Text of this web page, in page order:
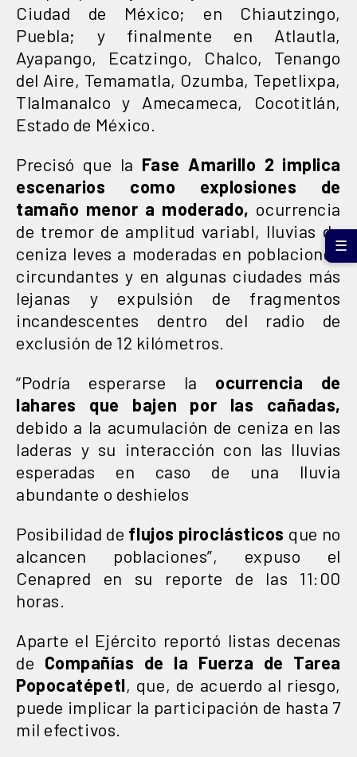
Ciudad de México; en Chiautzingo,
Puebla; y finalmente en Atlautla,
Ayapango, Ecatzingo, Chalco, Tenango
del Aire, Temamatla, Ozumba, Tepetlixpa,
Tlalmanalco y Amecameca, Cocotitlán,
Estado de México.
Precisó que la Fase Amarillo 2 implica
escenarios como explosiones de
tamaño menor a moderado, ocurrencia
de tremor de amplitud variabl, lluvias de
ceniza leves a moderadas en poblaciones
circundantes y en algunas ciudades más
lejanas y expulsión de fragmentos
incandescentes dentro del radio de
exclusión de 12 kilómetros.
“Podría esperarse la ocurrencia de
lahares que bajen por las cañadas,
debido a la acumulación de ceniza en las
laderas y su interacción con las lluvias
esperadas en caso de una lluvia
abundante o deshielos
Posibilidad de flujos piroclásticos que no
alcancen poblaciones”, expuso el
Cenapred en su reporte de las 11:00
horas.
Aparte el Ejército reportó listas decenas
de Compañías de la Fuerza de Tarea
Popocatépetl, que, de acuerdo al riesgo,
puede implicar la participación de hasta 7
mil efectivos.
☰